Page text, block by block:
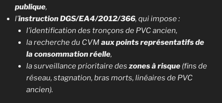
publique,
l’instruction DGS/EA4/2012/366, qui impose :
l’identification des tronçons de PVC ancien,
la recherche du CVM aux points représentatifs de
la consommation réelle,
la surveillance prioritaire deszones à risque(fins de
réseau, stagnation, bras morts, linéaires de PVC
ancien).